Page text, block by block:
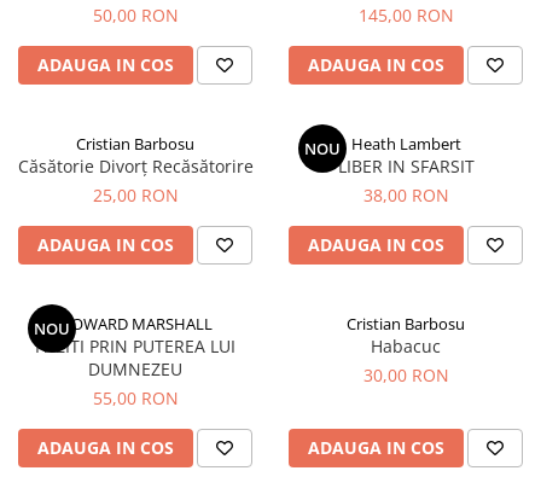
Viața de Familie
Bărbați
Cărți de Colorat
Bebe
Femei
Adolescenți și Tineri
Păstorirea Bisericii
Conducerea și Păstorirea Bisericii
Predicare
Consiliere
50,00 RON
ADAUGA IN COS
145,00 RON
ADAUGA IN COS
Cristian Barbosu
Căsătorie Divorț Recăsătorire
25,00 RON
ADAUGA IN COS
NOU Heath Lambert
LIBER IN SFARSIT
38,00 RON
ADAUGA IN COS
NOUHOWARD MARSHALL
PAZITI PRIN PUTEREA LUI
DUMNEZEU
55,00 RON
ADAUGA IN COS
Cristian Barbosu
Habacuc
30,00 RON
ADAUGA IN COS